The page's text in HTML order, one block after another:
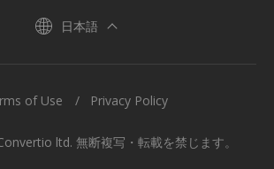
日本語
ltd. 無断複写・転載を禁じます。
of Use Privacy Policy